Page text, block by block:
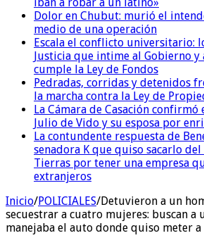
Dolor en Chubut: murió el
medio de una operación
Escala el conflicto universitario:
Justicia que intime al Gobierno
cumple la Ley de Fondos
Pedradas, corridas y detenidos
la marcha contra la Ley de
La Cámara de Casación
Julio de Vido y su esposa por
La contundente respuesta de
senadora K que quiso sacarlo
Tierras por tener una empresa
extranjeros
Inicio/POLICIALES/Detuvieron a un
secuestrar a cuatro mujeres: buscan a
manejaba el auto donde quiso meter